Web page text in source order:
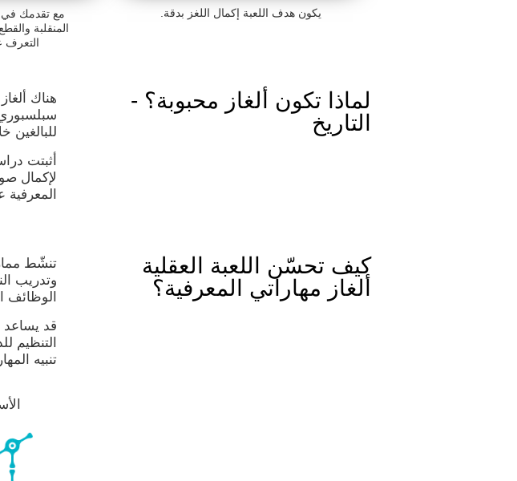
يكون هدف اللعبة إكمال اللغز بدقة.
مع تقدمك في
المنقلبة
التعرف
لماذا تكون ألغاز محبوبة؟ -
التاريخ
سبلسبوري
أثبتت
لإكمال
كيف تحسّن اللعبة العقلية
ألغاز مهاراتي المعرفية؟
تنشّط
وتدريب
الوظائف
قد يساعد
التنظيم
تنبيه